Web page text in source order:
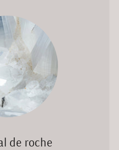
de roche